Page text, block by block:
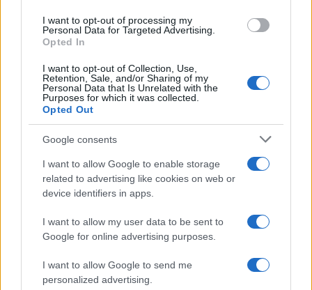
I want to opt-out of processing my
Personal Data for Targeted Advertising.
Opted In
I want to opt-out of Collection, Use,
Retention, Sale, and/or Sharing of my
Personal Data that Is Unrelated with the
Purposes for which it was collected.
Opted Out
Google consents
I want to allow Google to enable storage
related to advertising like cookies on web or
device identifiers in apps.
I want to allow my user data to be sent to
Google for online advertising purposes.
I want to allow Google to send me
personalized advertising.
Confira os números sorteados no concurso 3754 da Lotofácil
Beatriz Almeida · 6 ago 2026